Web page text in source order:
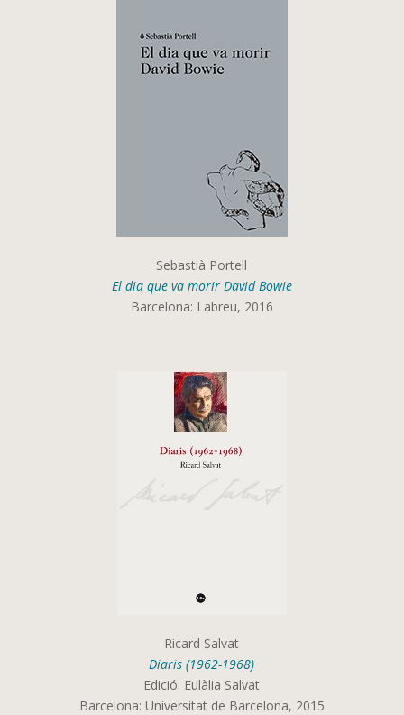
Sebastià Portell
El dia que va morir David Bowie
Barcelona: Labreu, 2016
Ricard Salvat
Diaris (1962-1968)
Edició: Eulàlia Salvat
Barcelona: Universitat de Barcelona, 2015